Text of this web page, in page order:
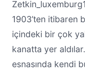
1903’ten itibaren
içindeki bir çok
kanatta yer
esnasında kendi